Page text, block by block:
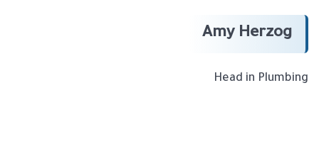
Amy Herzog
Head in Plumbing